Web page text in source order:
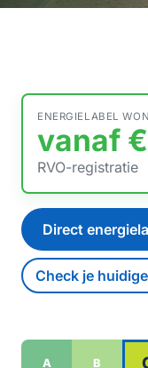
ENERGIELABEL
vanaf
RVO-registratie
Direct
Check je
A B